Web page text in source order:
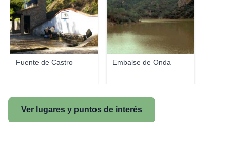
Fuente de Castro Embalse de Onda
Ver lugares y puntos de interés